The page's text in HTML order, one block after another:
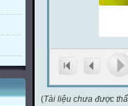
(Tài liệu chưa được